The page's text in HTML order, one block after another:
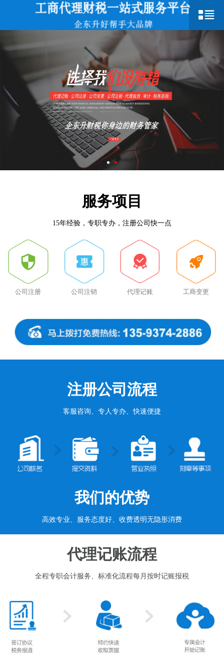
服务项目
15年经验，专职专办，注册公司快一点
公司注册 公司注销 代理记账 工商变更
注册公司流程
客服咨询、专人专办、快速便捷
我们的优势
高效专业、服务态度好、收费透明无隐形消费
代理记账流程
全程专职会计服务、标准化流程每月按时记账报税